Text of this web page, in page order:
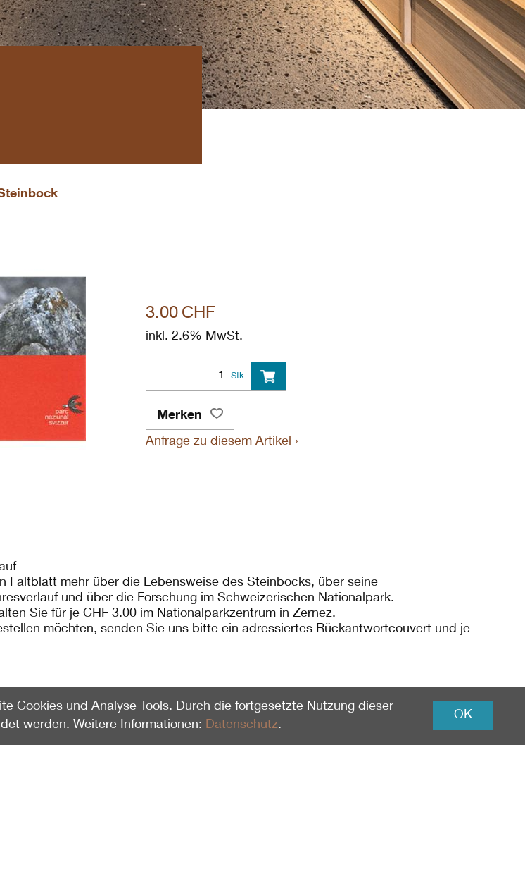
3.00 CHF
inkl. 2.6% MwSt.
Stk.
Merken
Anfrage zu diesem Artikel ›
Faltblatt mehr über die Lebensweise des Steinbocks, über seine
und über die Forschung im Schweizerischen Nationalpark.
Sie für je CHF 3.00 im Nationalparkzentrum in Zernez.
möchten, senden Sie uns bitte ein adressiertes Rückantwortcouvert und je
OK
Cookies und Analyse Tools. Durch die fortgesetzte Nutzung dieser
werden. Weitere Informationen: Datenschutz.